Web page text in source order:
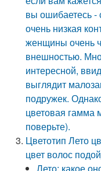
вы ошибаетесь -
очень низкая
женщины очень
внешностью.
интересной,
выглядит
подружек.
цветовая гамма
поверьте).
Цветотип Лето
цвет волос